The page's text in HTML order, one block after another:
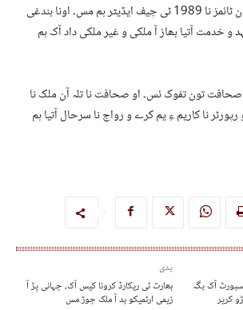
آن دوئی کرے۔ او پاکستان ٹائمز نا 1989 ٹی چیف ایڈیٹر ہم مس۔ اونا بندغی
خدمت آتیا بھاز آ ملکی و غیر ملکی داد آک ہم
رحمان 65 سال صحافت تون تفوک ئس۔ او صحافت نا تلہ آن ملک نا
نا کاریم ءِ یم کرے و رواج نا سرحال آتیا ہم
پدی
بھارت ٹی ریکارڈ کرونا کیس آک، جہانی پِڑ آ
زیمی ارٹمیکو بد آ ملک جوڑ مس
آک پگہ
کریر